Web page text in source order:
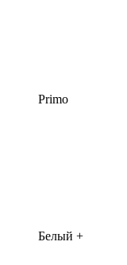
Primo
Белый +